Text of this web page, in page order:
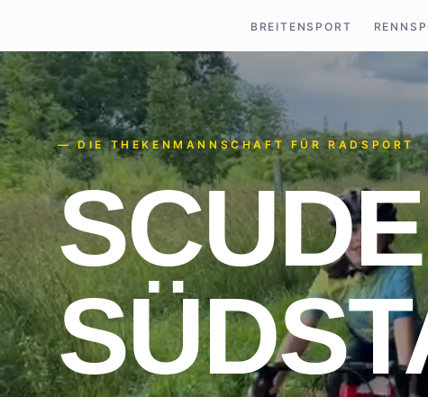
BREITENSPORT
—DIE THEKENMANNSCHAFT FÜR RADSPORT